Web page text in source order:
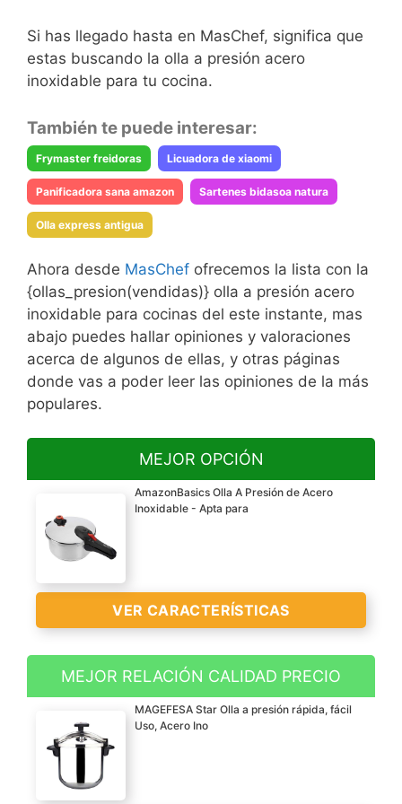
Si has llegado hasta en MasChef, significa que
estas buscando la olla a presión acero
inoxidable para tu cocina.
También te puede interesar:
Frymaster freidoras Licuadora de xiaomi
Panificadora sana amazon Sartenes bidasoa natura
Olla express antigua
Ahora desde MasChef ofrecemos la lista con la
{ollas_presion(vendidas)} olla a presión acero
inoxidable para cocinas del este instante, mas
abajo puedes hallar opiniones y valoraciones
acerca de algunos de ellas, y otras páginas
donde vas a poder leer las opiniones de la más
populares.
MEJOR OPCIÓN
AmazonBasics Olla A Presión de Acero
Inoxidable - Apta para
VER CARACTERÍSTICAS
Olla a presión de acero
inoxidable para cocinar
deliciosas y nutritivas
comidas en menos
tiempo, incluye vaporera
MEJOR RELACIÓN CALIDAD PRECIO
MAGEFESA Star Olla a presión rápida, fácil
Uso, Acero Ino